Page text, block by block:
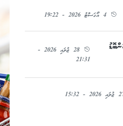
4 އޯގަސްޓު 2026 - 19:22
28 ޖުލައި 2026 -
21:31